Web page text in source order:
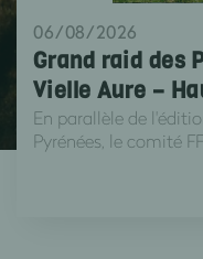
06/08/2026
Grand raid des
Vielle Aure –
En parallèle de
Pyrénées, le comité